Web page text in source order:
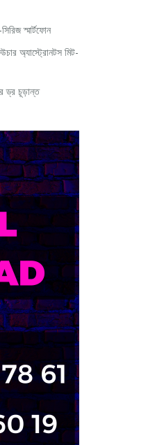
স্মার্টফোন
অ্যাস্ট্রোনটস মিট-
ড্র চূড়ান্ত